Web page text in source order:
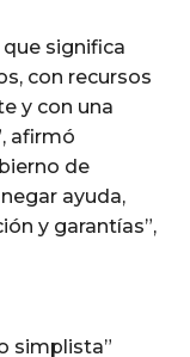
significa
con recursos
y con una
afirmó
de
ayuda,
y garantías”,
simplista”